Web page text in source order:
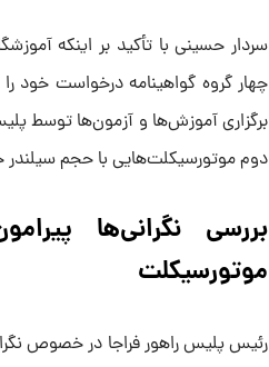
سردار حسینی با تأکید بر اینکه
چهار گروه گواهینامه درخواست خود
برگزاری آموزش‌ها و آزمون‌ها توسط
دوم موتورسیکلت‌هایی با حجم سیلندر حداکثر ۵۰ سی‌سی
بررسی نگرانی‌ها
موتورسیکلت
رئیس پلیس راهور فراجا در خصوص